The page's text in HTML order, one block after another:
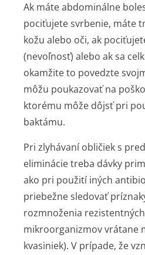
Ak máte abdominálne
pociťujete svrbenie, máte
kožu alebo oči, ak
(nevoľnosť) alebo ak sa
okamžite to povedzte
môžu poukazovať na
ktorému môže dôjsť pri
baktámu.
Pri zlyhávaní obličiek s
eliminácie treba dávky
ako pri použití iných
priebežne sledovať
rozmnoženia
mikroorganizmov vrátane
kvasiniek). V prípade, že